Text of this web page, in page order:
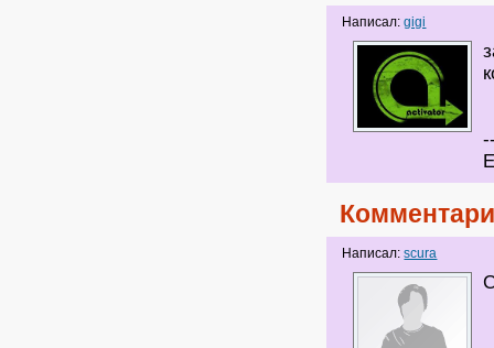
Написал:gigi
Написал:scura